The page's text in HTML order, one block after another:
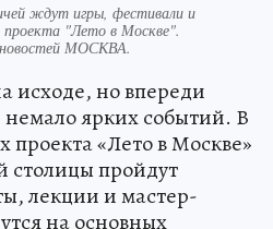
ждут игры, фестивали и
"Лето в Москве".
новостей МОСКВА.
исходе, но впереди
ярких событий. В
проекта «Лето в Москве»
столицы пройдут
лекции и мастер-
на основных